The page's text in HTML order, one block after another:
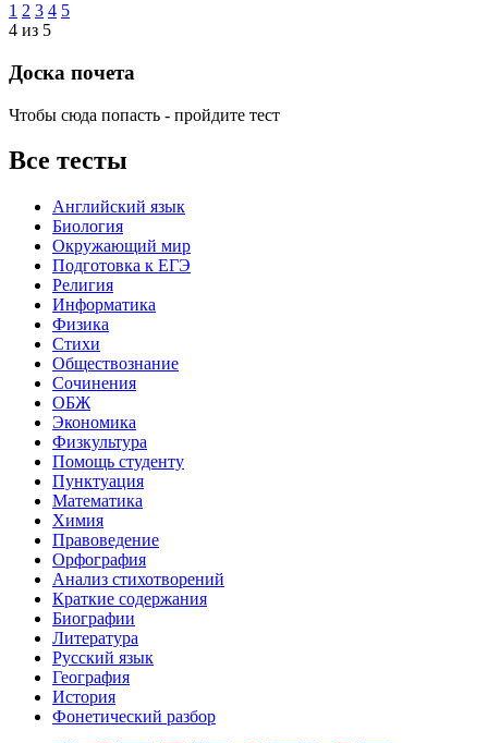
1 2 3 4 5
4 из 5
Доска почета
Чтобы сюда попасть - пройдите тест
Все тесты
Английский язык
Биология
Окружающий мир
Подготовка к ЕГЭ
Религия
Информатика
Физика
Стихи
Обществознание
Сочинения
ОБЖ
Экономика
Физкультура
Помощь студенту
Пунктуация
Математика
Химия
Правоведение
Орфография
Анализ стихотворений
Краткие содержания
Биографии
Литература
Русский язык
География
История
Фонетический разбор